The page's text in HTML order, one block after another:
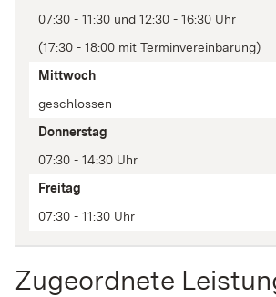
07:30 - 11:30 und 12:30 - 16:30 Uhr
(17:30 - 18:00 mit Terminvereinbarung)
Mittwoch
geschlossen
Donnerstag
07:30 - 14:30 Uhr
Freitag
07:30 - 11:30 Uhr
Zugeordnete